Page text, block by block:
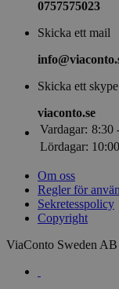
0757575023
Skicka ett mail
Skicka ett skype
viaconto.se
Vardagar: 8:30
Lördagar:
Om oss
Regler för
Sekretesspolicy
Copyright
ViaConto Sweden